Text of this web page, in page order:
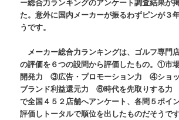
た。意外に国内メーカーが振るわずピンが３
うです。
メーカー総合力ランキングは、ゴルフ専門
の評価を６つの設問から評価したもの。①
開発力 ③広告・プロモーション力 ④ショ
ブランド利益還元力 ⑥時代を先取りする
で全国４５２店舗へアンケート、各問５ポイ
評価しトータルで順位を出したものだそうです